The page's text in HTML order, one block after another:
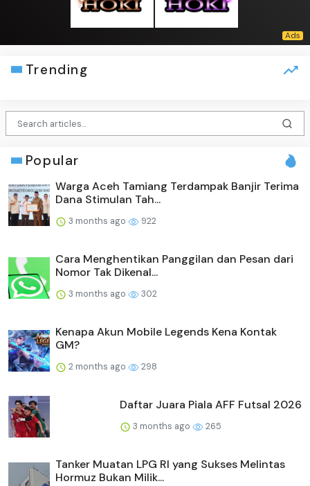
Trending
Popular
Warga Aceh Tamiang Terdampak Banjir Terima
Dana Stimulan Tah...
3 months ago 922
Cara Menghentikan Panggilan dan Pesan dari
Nomor Tak Dikenal...
3 months ago 302
Kenapa Akun Mobile Legends Kena Kontak
GM?
2 months ago 298
Daftar Juara Piala AFF Futsal 2026
3 months ago 265
Tanker Muatan LPG RI yang Sukses Melintas
Hormuz Bukan Milik...